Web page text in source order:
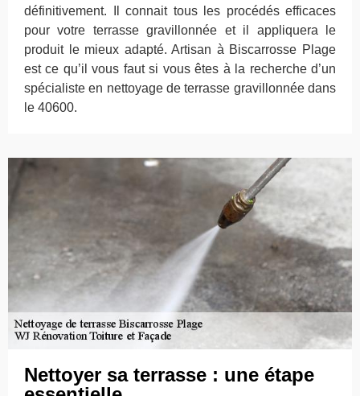
définitivement. Il connait tous les procédés efficaces
pour votre terrasse gravillonnée et il appliquera le
produit le mieux adapté. Artisan à Biscarrosse Plage
est ce qu’il vous faut si vous êtes à la recherche d’un
spécialiste en nettoyage de terrasse gravillonnée dans
le 40600.
Nettoyer sa terrasse : une étape